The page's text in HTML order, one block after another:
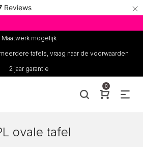
Reviews ×
Maatwerk mogelijk
tafels, vraag naar de voorwaarden
2 jaar garantie
0
ovale tafel